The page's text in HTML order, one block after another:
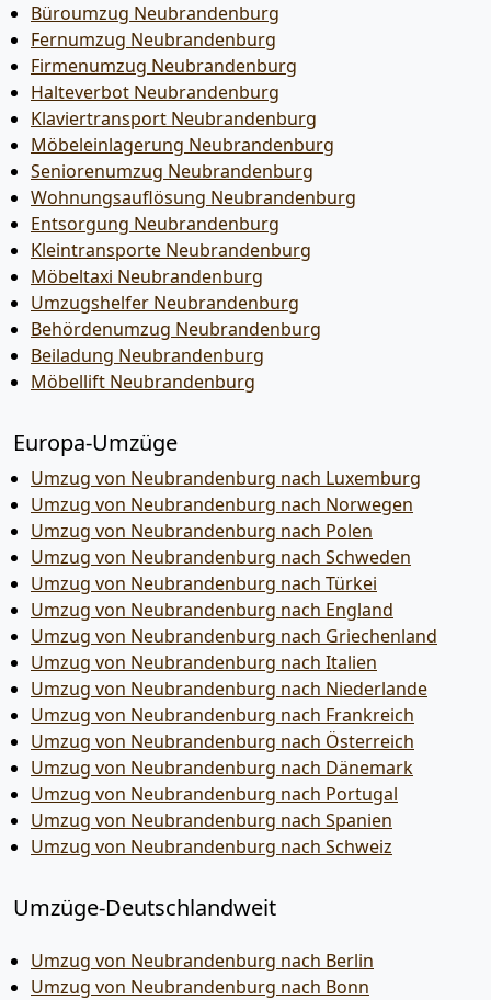
Büroumzug Neubrandenburg
Fernumzug Neubrandenburg
Firmenumzug Neubrandenburg
Halteverbot Neubrandenburg
Klaviertransport Neubrandenburg
Möbeleinlagerung Neubrandenburg
Seniorenumzug Neubrandenburg
Wohnungsauflösung Neubrandenburg
Entsorgung Neubrandenburg
Kleintransporte Neubrandenburg
Möbeltaxi Neubrandenburg
Umzugshelfer Neubrandenburg
Behördenumzug Neubrandenburg
Beiladung Neubrandenburg
Möbellift Neubrandenburg
Europa-Umzüge
Umzug von Neubrandenburg nach Luxemburg
Umzug von Neubrandenburg nach Norwegen
Umzug von Neubrandenburg nach Polen
Umzug von Neubrandenburg nach Schweden
Umzug von Neubrandenburg nach Türkei
Umzug von Neubrandenburg nach England
Umzug von Neubrandenburg nach Griechenland
Umzug von Neubrandenburg nach Italien
Umzug von Neubrandenburg nach Niederlande
Umzug von Neubrandenburg nach Frankreich
Umzug von Neubrandenburg nach Österreich
Umzug von Neubrandenburg nach Dänemark
Umzug von Neubrandenburg nach Portugal
Umzug von Neubrandenburg nach Spanien
Umzug von Neubrandenburg nach Schweiz
Umzüge-Deutschlandweit
Umzug von Neubrandenburg nach Berlin
Umzug von Neubrandenburg nach Bonn